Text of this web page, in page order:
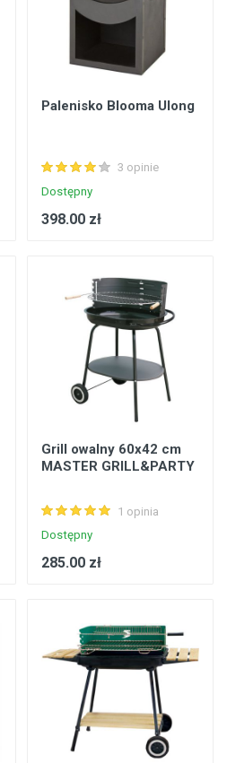
Palenisko Blooma Ulong
3 opinie
Dostępny
398.00 zł
Grill owalny 60x42 cm
MASTER GRILL&PARTY
1 opinia
Dostępny
285.00 zł